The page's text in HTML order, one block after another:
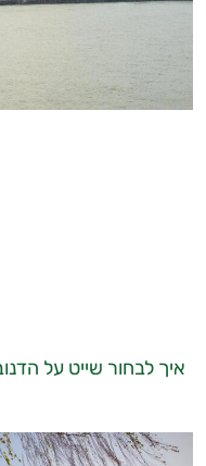
איך לבחור שייט על